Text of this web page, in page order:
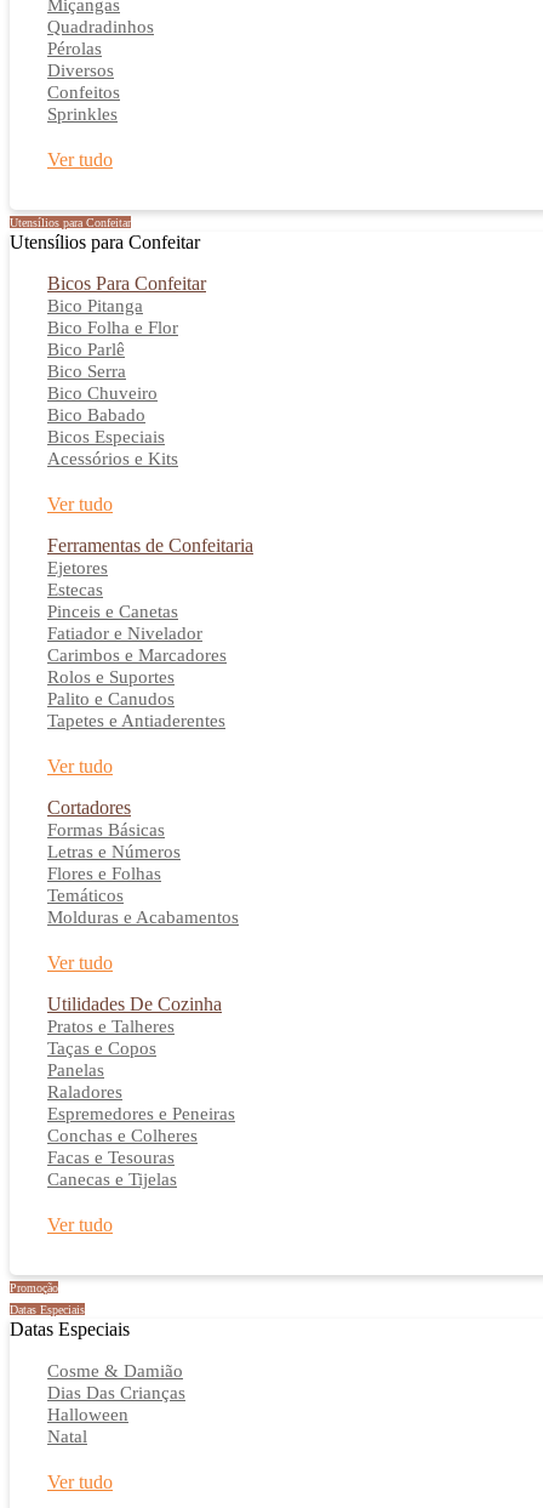
Miçangas
Quadradinhos
Pérolas
Diversos
Confeitos
Sprinkles
Ver tudo
Utensílios para Confeitar
Utensílios para Confeitar
Bicos Para Confeitar
Bico Pitanga
Bico Folha e Flor
Bico Parlê
Bico Serra
Bico Chuveiro
Bico Babado
Bicos Especiais
Acessórios e Kits
Ver tudo
Ferramentas de Confeitaria
Ejetores
Estecas
Pinceis e Canetas
Fatiador e Nivelador
Carimbos e Marcadores
Rolos e Suportes
Palito e Canudos
Tapetes e Antiaderentes
Ver tudo
Cortadores
Formas Básicas
Letras e Números
Flores e Folhas
Temáticos
Molduras e Acabamentos
Ver tudo
Utilidades De Cozinha
Pratos e Talheres
Taças e Copos
Panelas
Raladores
Espremedores e Peneiras
Conchas e Colheres
Facas e Tesouras
Canecas e Tijelas
Ver tudo
Promoção
Datas Especiais
Datas Especiais
Cosme & Damião
Dias Das Crianças
Halloween
Natal
Ver tudo